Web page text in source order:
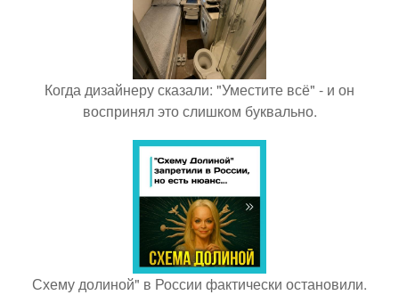
Когда дизайнеру сказали: "Уместите всё" - и он
воспринял это слишком буквально.
Схему долиной" в России фактически остановили.